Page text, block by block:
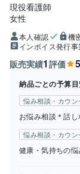
現役看護師
女性
本人確認 機
インボイス発行
販売実績1 評価
納品ごとの予算
悩み相談・カウ
お悩み相談＊話
悩み相談・カウ
健康・気持ちの